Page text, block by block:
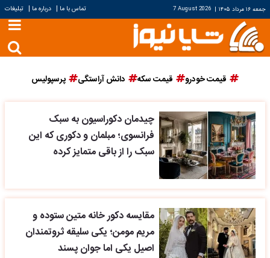
جمعه ۱۶ مرداد ۱۴۰۵ |
7 August 2026 تماس با ما | درباره ما | تبلیغات
قیمت خودرو قیمت سکه دانش آراستگی پرسپولیس
چیدمان دکوراسیون به سبک
فرانسوی؛ مبلمان و دکوری که این
سبک را از باقی متمایز کرده
مقایسه دکور خانه متین ستوده و
مریم مومن؛ یکی سلیقه ثروتمندان
اصیل یکی اما جوان پسند